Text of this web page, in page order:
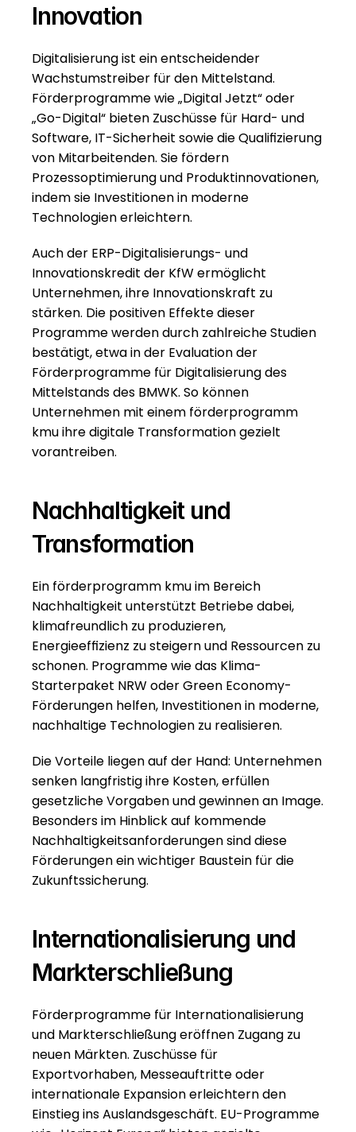
Innovation
Digitalisierung ist ein entscheidender
Wachstumstreiber für den Mittelstand.
Förderprogramme wie „Digital Jetzt“ oder
„Go-Digital“ bieten Zuschüsse für Hard- und
Software, IT-Sicherheit sowie die Qualifizierung
von Mitarbeitenden. Sie fördern
Prozessoptimierung und Produktinnovationen,
indem sie Investitionen in moderne
Technologien erleichtern.
Auch der ERP-Digitalisierungs- und
Innovationskredit der KfW ermöglicht
Unternehmen, ihre Innovationskraft zu
stärken. Die positiven Effekte dieser
Programme werden durch zahlreiche Studien
bestätigt, etwa in der Evaluation der
Förderprogramme für Digitalisierung des
Mittelstands des BMWK. So können
Unternehmen mit einem förderprogramm
kmu ihre digitale Transformation gezielt
vorantreiben.
Nachhaltigkeit und
Transformation
Ein förderprogramm kmu im Bereich
Nachhaltigkeit unterstützt Betriebe dabei,
klimafreundlich zu produzieren,
Energieeffizienz zu steigern und Ressourcen zu
schonen. Programme wie das Klima-
Starterpaket NRW oder Green Economy-
Förderungen helfen, Investitionen in moderne,
nachhaltige Technologien zu realisieren.
Die Vorteile liegen auf der Hand: Unternehmen
senken langfristig ihre Kosten, erfüllen
gesetzliche Vorgaben und gewinnen an Image.
Besonders im Hinblick auf kommende
Nachhaltigkeitsanforderungen sind diese
Förderungen ein wichtiger Baustein für die
Zukunftssicherung.
Internationalisierung und
Markterschließung
Förderprogramme für Internationalisierung
und Markterschließung eröffnen Zugang zu
neuen Märkten. Zuschüsse für
Exportvorhaben, Messeauftritte oder
internationale Expansion erleichtern den
Einstieg ins Auslandsgeschäft. EU-Programme